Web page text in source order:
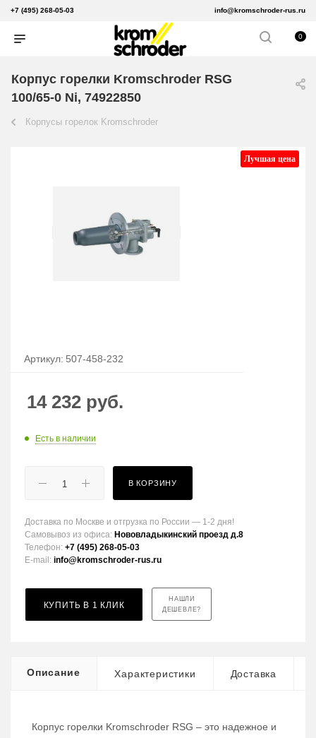
+7 (495) 268-05-03 info@kromschroder-rus.ru
0
Корпус горелки Kromschroder RSG
100/65-0 Ni, 74922850
Корпусы горелок Kromschroder
Лучшая цена
Артикул: 507-458-232
14 232 руб.
Есть в наличии
В КОРЗИНУ
Доставка по Москве и отгрузка по России — 1-2 дня!
Самовывоз из офиса: Нововладыкинский проезд д.8
Телефон: +7 (495) 268-05-03
E-mail: info@kromschroder-rus.ru
КУПИТЬ В 1 КЛИК
НАШЛИ
ДЕШЕВЛЕ?
Описание Характеристики Доставка
Корпус горелки Kromschroder RSG – это надежное и